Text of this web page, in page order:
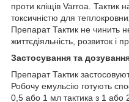
проти кліщів Varroa. Тактик
токсичністю для
Препарат Тактик не чинить
життєдіяльність, розвиток і
Застосування та
Препарат Тактик
Робочу емульсію готують
0,5 або 1 мл тактика з 1 або 2